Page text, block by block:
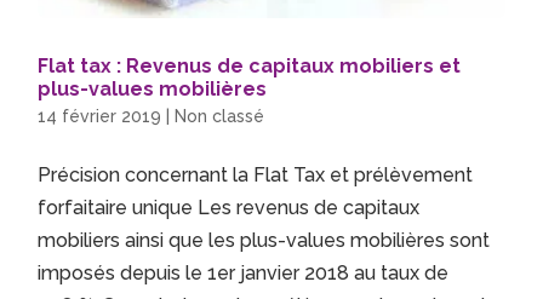
Flat tax : Revenus de capitaux mobiliers et
plus-values mobilières
14 février 2019 Non classé
Précision concernant la Flat Tax et prélèvement
forfaitaire unique Les revenus de capitaux
mobiliers ainsi que les plus-values mobilières sont
imposés depuis le 1er janvier 2018 au taux de